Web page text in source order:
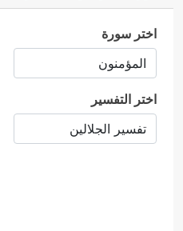
اختر سورة
اختر التفسير